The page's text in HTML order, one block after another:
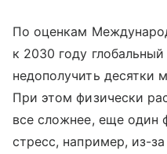
По оценкам
к 2030 году
недополучить десятки
При этом физически
все сложнее, еще один
стресс, например, из-